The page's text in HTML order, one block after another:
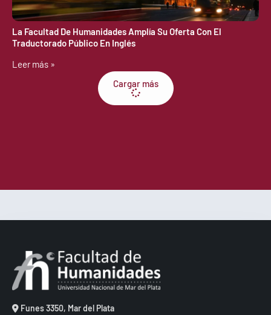
La Facultad De Humanidades Amplía Su Oferta Con El
Traductorado Público En Inglés
Leer más »
Cargar más
Funes 3350, Mar del Plata